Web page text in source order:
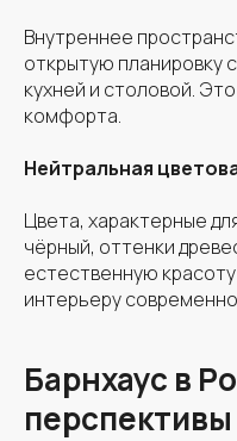
Внутреннее
открытую планировку
кухней и столовой.
комфорта.
Нейтральная
Цвета, характерные
чёрный, оттенки
естественную
интерьеру
Барнхаус в
перспективы